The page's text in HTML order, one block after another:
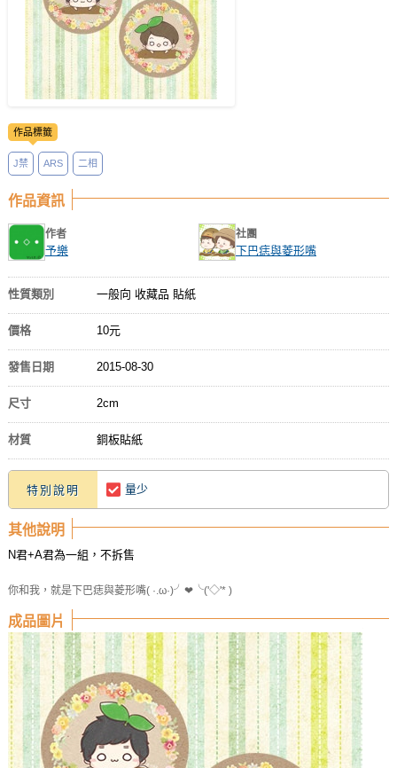
登入
作品標籤
J禁 ARS 二相
作品資訊
作者
予樂
社團
下巴痣與菱形嘴
性質類別 一般向 收藏品 貼紙
價格 10元
發售日期 2015-08-30
尺寸 2cm
材質 銅板貼紙
特別說明 量少
其他說明
N君+A君為一組，不拆售
你和我，就是下巴痣與菱形嘴( ·.ω·)╯❤╰('◇'* )
成品圖片